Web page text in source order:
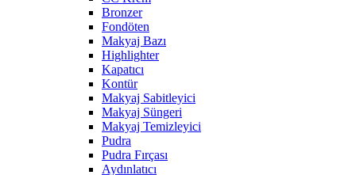
Bronzer
Fondöten
Makyaj Bazı
Highlighter
Kapatıcı
Kontür
Makyaj Sabitleyici
Makyaj Süngeri
Makyaj Temizleyici
Pudra
Pudra Fırçası
Aydınlatıcı